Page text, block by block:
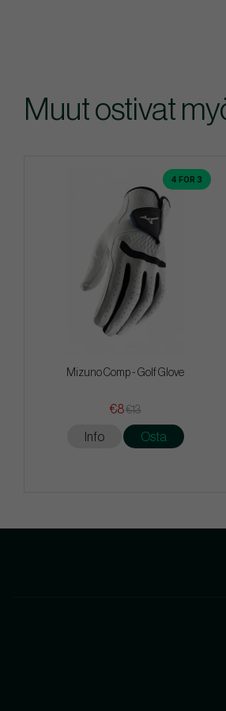
Muut ostivat
4 FOR 3
Mizuno Comp - Golf Glove
€8€13
Info Osta